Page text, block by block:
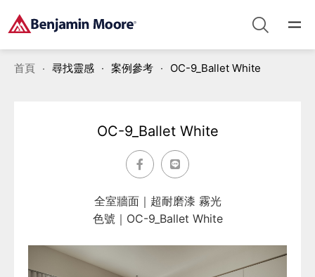
首頁 尋找靈感 案例參考 OC-9_Ballet White
OC-9_Ballet White
全室牆面｜超耐磨漆 霧光
色號｜OC-9_Ballet White